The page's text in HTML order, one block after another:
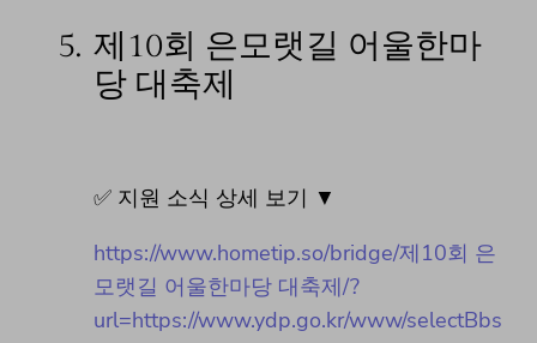
5. 제10회 은모랫길 어울한마
당 대축제
✅ 지원 소식 상세 보기 ▼
https://www.hometip.so/bridge/제10회 은
모랫길 어울한마당 대축제/?
url=https://www.ydp.go.kr/www/selectBbs